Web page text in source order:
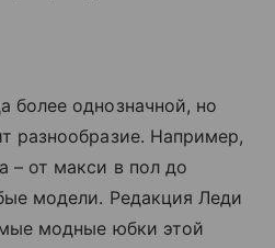
более однозначной, но
разнообразие. Например,
– от макси в пол до
модели. Редакция Леди
модные юбки этой